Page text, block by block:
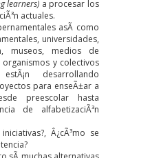
learners) a procesar los
actuales.
asÃ­ como
universidades,
museos, medios de
organismos y colectivos
desarrollando
para enseÃ±ar a
preescolar hasta
de alfabetizaciÃ³n
Â¿cÃ³mo se